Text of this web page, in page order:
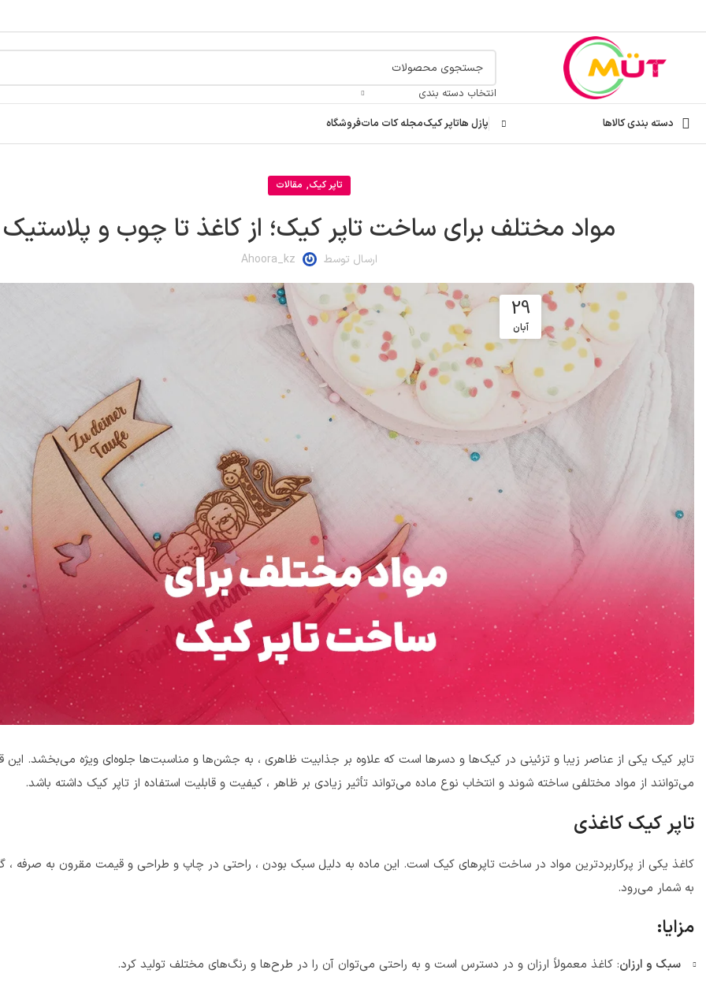
انتخاب دسته بندی
دسته بندی کالاها پازل هاتاپر کیکمجله کات ماتفروشگاه
تاپر کیک, مقالات
مواد مختلف برای ساخت تاپر کیک؛ از کاغذ تا چوب و پلاستیک
ارسال توسط Ahoora_kz
29
آبان
تاپر کیک یکی از عناصر زیبا و تزئینی در کیک‌ها و دسرها است که علاوه بر جذابیت ظاهری ، به جشن‌ها و مناسبت‌ها جلوه‌ای ویژه می‌بخشد. این
می‌توانند از مواد مختلفی ساخته شوند و انتخاب نوع ماده می‌تواند تأثیر زیادی بر ظاهر ، کیفیت و قابلیت استفاده از تاپر کیک داشته باشد.
تاپر کیک کاغذی
کاغذ یکی از پرکاربردترین مواد در ساخت تاپرهای کیک است. این ماده به دلیل سبک بودن ، راحتی در چاپ و طراحی و قیمت مقرون به صرفه ،
به شمار می‌رود.
مزایا:
سبک و ارزان: کاغذ معمولاً ارزان و در دسترس است و به راحتی می‌توان آن را در طرح‌ها و رنگ‌های مختلف تولید کرد.